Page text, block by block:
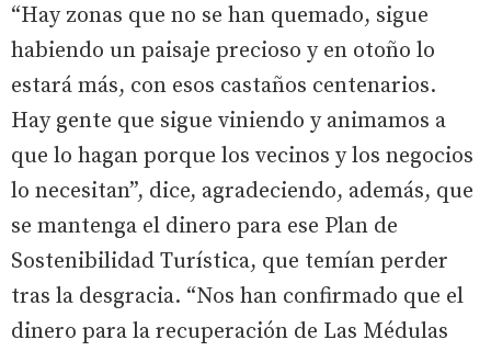
“Hay zonas que no se han quemado, sigue
habiendo un paisaje precioso y en otoño lo
estará más, con esos castaños centenarios.
Hay gente que sigue viniendo y animamos a
que lo hagan porque los vecinos y los negocios
lo necesitan”, dice, agradeciendo, además, que
se mantenga el dinero para ese Plan de
Sostenibilidad Turística, que temían perder
tras la desgracia. “Nos han confirmado que el
dinero para la recuperación de Las Médulas